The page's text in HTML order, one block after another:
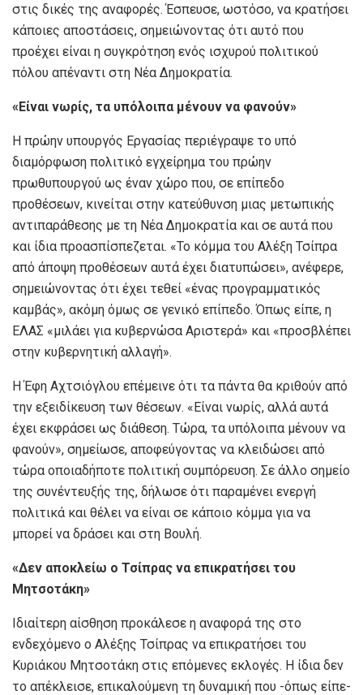
στις δικές της αναφορές. Έσπευσε, ωστόσο, να κρατήσει
κάποιες αποστάσεις, σημειώνοντας ότι αυτό που
προέχει είναι η συγκρότηση ενός ισχυρού πολιτικού
πόλου απέναντι στη Νέα Δημοκρατία.
«Είναι νωρίς, τα υπόλοιπα μένουν να φανούν»
Η πρώην υπουργός Εργασίας περιέγραψε το υπό
διαμόρφωση πολιτικό εγχείρημα του πρώην
πρωθυπουργού ως έναν χώρο που, σε επίπεδο
προθέσεων, κινείται στην κατεύθυνση μιας μετωπικής
αντιπαράθεσης με τη Νέα Δημοκρατία και σε αυτά που
και ίδια προασπίσπεζεται. «Το κόμμα του Αλέξη Τσίπρα
από άποψη προθέσεων αυτά έχει διατυπώσει», ανέφερε,
σημειώνοντας ότι έχει τεθεί «ένας προγραμματικός
καμβάς», ακόμη όμως σε γενικό επίπεδο. Όπως είπε, η
ΕΛΑΣ «μιλάει για κυβερνώσα Αριστερά» και «προσβλέπει
στην κυβερνητική αλλαγή».
Η Έφη Αχτσιόγλου επέμεινε ότι τα πάντα θα κριθούν από
την εξειδίκευση των θέσεων. «Είναι νωρίς, αλλά αυτά
έχει εκφράσει ως διάθεση. Τώρα, τα υπόλοιπα μένουν να
φανούν», σημείωσε, αποφεύγοντας να κλειδώσει από
τώρα οποιαδήποτε πολιτική συμπόρευση. Σε άλλο σημείο
της συνέντευξής της, δήλωσε ότι παραμένει ενεργή
πολιτικά και θέλει να είναι σε κάποιο κόμμα για να
μπορεί να δράσει και στη Βουλή.
«Δεν αποκλείω ο Τσίπρας να επικρατήσει του
Μητσοτάκη»
Ιδιαίτερη αίσθηση προκάλεσε η αναφορά της στο
ενδεχόμενο ο Αλέξης Τσίπρας να επικρατήσει του
Κυριάκου Μητσοτάκη στις επόμενες εκλογές. Η ίδια δεν
το απέκλεισε, επικαλούμενη τη δυναμική που -όπως είπε-